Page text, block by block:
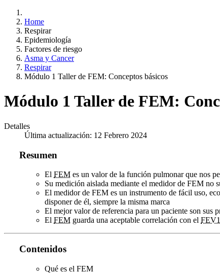
Home
Respirar
Epidemiología
Factores de riesgo
Asma y Cancer
Respirar
Módulo 1 Taller de FEM: Conceptos básicos
Módulo 1 Taller de FEM:
Detalles
Última actualización: 12 Febrero 2024
Resumen
El FEM es un valor de la función pulmonar que nos
Su medición aislada mediante el medidor de FEM no
El medidor de FEM es un instrumento de fácil uso,
disponer de él, siempre la misma marca
El mejor valor de referencia para un paciente son sus
El FEM guarda una aceptable correlación con el FEV1
Contenidos
Qué es el FEM